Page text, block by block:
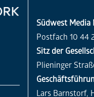
Südwest Media
Postfach 10 44
Sitz der
Plieninger
Lars Barnstorf,